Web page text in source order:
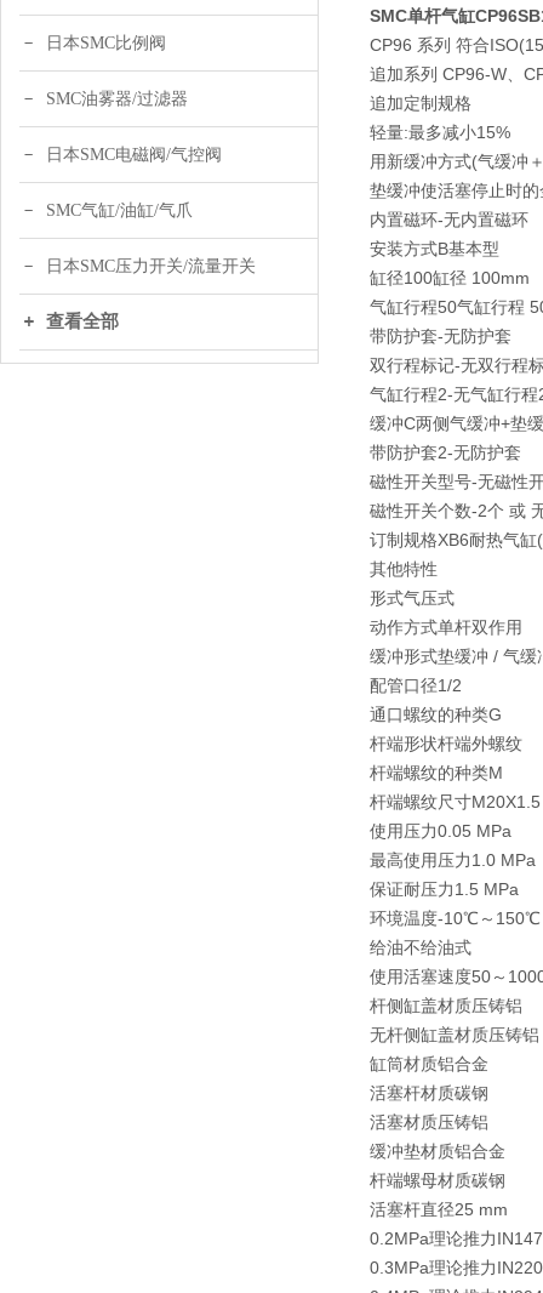
日本SMC比例阀
SMC油雾器/过滤器
日本SMC电磁阀/气控阀
SMC气缸/油缸/气爪
日本SMC压力开关/流量开关
查看全部
SMC单杆气缸
CP96 系列 符合
追加系列 CP96-W、
追加定制规格
轻量:最多减小15%
用新缓冲方式(气缓冲
垫缓冲使活塞停止时
内置磁环-无内置磁环
安装方式B基本型
缸径100缸径 100mm
气缸行程50气缸行程
带防护套-无防护套
双行程标记-无双行程
气缸行程2-无气缸行程
缓冲C两侧气缓冲+垫
带防护套2-无防护套
磁性开关型号-无磁性
磁性开关个数-2个 或
订制规格XB6耐热气
其他特性
形式气压式
动作方式单杆双作用
缓冲形式垫缓冲 / 气缓
配管口径1/2
通口螺纹的种类G
杆端形状杆端外螺纹
杆端螺纹的种类M
杆端螺纹尺寸M20X1.5
使用压力0.05 MPa
最高使用压力1.0 MPa
保证耐压力1.5 MPa
环境温度-10℃～150℃
给油不给油式
使用活塞速度50～
杆侧缸盖材质压铸铝
无杆侧缸盖材质压铸铝
缸筒材质铝合金
活塞杆材质碳钢
活塞材质压铸铝
缓冲垫材质铝合金
杆端螺母材质碳钢
活塞杆直径25 mm
0.2MPa理论推力
0.3MPa理论推力